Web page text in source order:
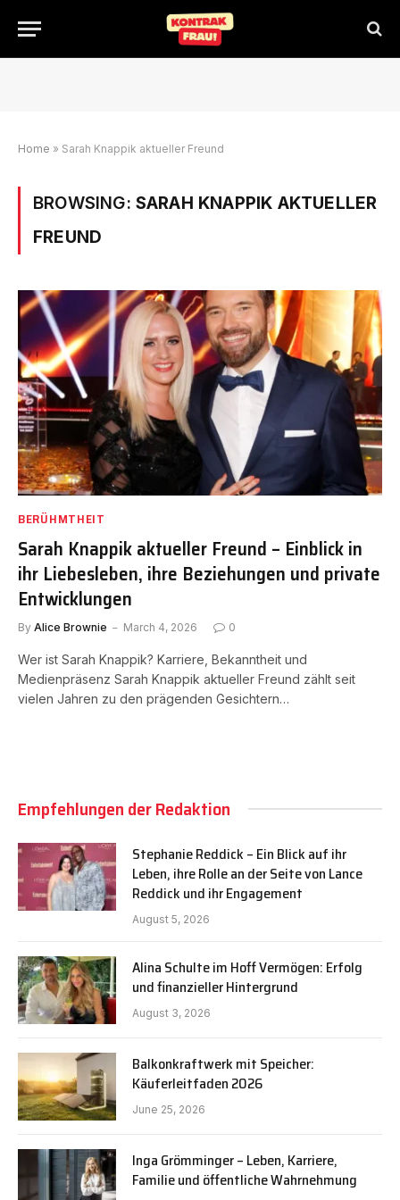
Home » Sarah Knappik aktueller Freund
BROWSING: SARAH KNAPPIK AKTUELLER
FREUND
BERÜHMTHEIT
Sarah Knappik aktueller Freund – Einblick in
ihr Liebesleben, ihre Beziehungen und private
Entwicklungen
By Alice Brownie March 4, 2026 0
Wer ist Sarah Knappik? Karriere, Bekanntheit und
Medienpräsenz Sarah Knappik aktueller Freund zählt seit
vielen Jahren zu den prägenden Gesichtern…
Empfehlungen der Redaktion
Stephanie Reddick – Ein Blick auf ihr
Leben, ihre Rolle an der Seite von Lance
Reddick und ihr Engagement
August 5, 2026
Alina Schulte im Hoff Vermögen: Erfolg
und finanzieller Hintergrund
August 3, 2026
Balkonkraftwerk mit Speicher:
Käuferleitfaden 2026
June 25, 2026
Inga Grömminger – Leben, Karriere,
Familie und öffentliche Wahrnehmung